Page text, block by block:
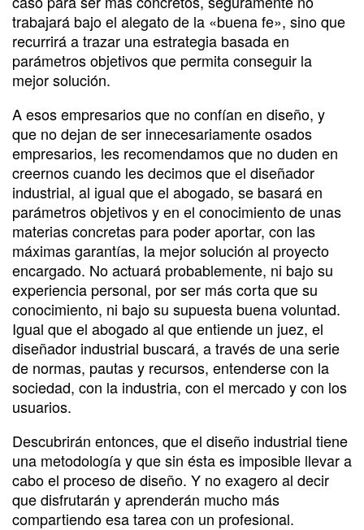
trabajará bajo el alegato de la «buena fe», sino que
recurrirá a trazar una estrategia basada en
parámetros objetivos que permita conseguir la
mejor solución.
A esos empresarios que no confían en diseño, y
que no dejan de ser innecesariamente osados
empresarios, les recomendamos que no duden en
creernos cuando les decimos que el diseñador
industrial, al igual que el abogado, se basará en
parámetros objetivos y en el conocimiento de unas
materias concretas para poder aportar, con las
máximas garantías, la mejor solución al proyecto
encargado. No actuará probablemente, ni bajo su
experiencia personal, por ser más corta que su
conocimiento, ni bajo su supuesta buena voluntad.
Igual que el abogado al que entiende un juez, el
diseñador industrial buscará, a través de una serie
de normas, pautas y recursos, entenderse con la
sociedad, con la industria, con el mercado y con los
usuarios.
Descubrirán entonces, que el diseño industrial tiene
una metodología y que sin ésta es imposible llevar a
cabo el proceso de diseño. Y no exagero al decir
que disfrutarán y aprenderán mucho más
compartiendo esa tarea con un profesional.